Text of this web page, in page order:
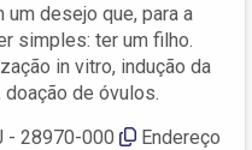
desejo que, para a
simples: ter um filho.
in vitro, indução da
de óvulos.
- 28970-000
Endereço